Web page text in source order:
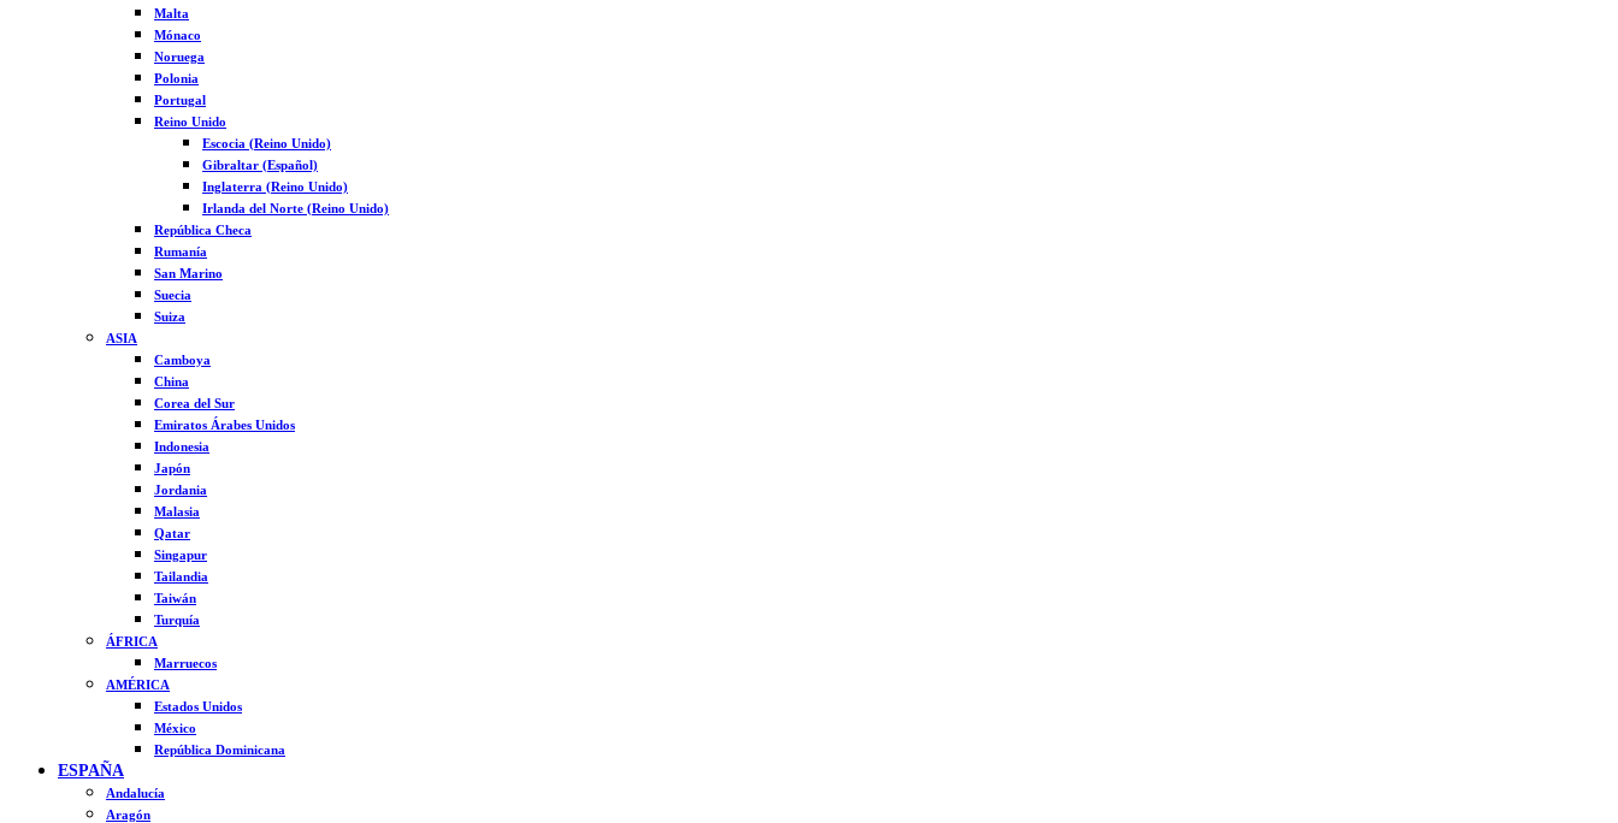
Malta
Mónaco
Noruega
Polonia
Portugal
Reino Unido
Escocia (Reino Unido)
Gibraltar (Español)
Inglaterra (Reino Unido)
Irlanda del Norte (Reino Unido)
República Checa
Rumanía
San Marino
Suecia
Suiza
ASIA
Camboya
China
Corea del Sur
Emiratos Árabes Unidos
Indonesia
Japón
Jordania
Malasia
Qatar
Singapur
Tailandia
Taiwán
Turquía
ÁFRICA
Marruecos
AMÉRICA
Estados Unidos
México
República Dominicana
ESPAÑA
Andalucía
Aragón